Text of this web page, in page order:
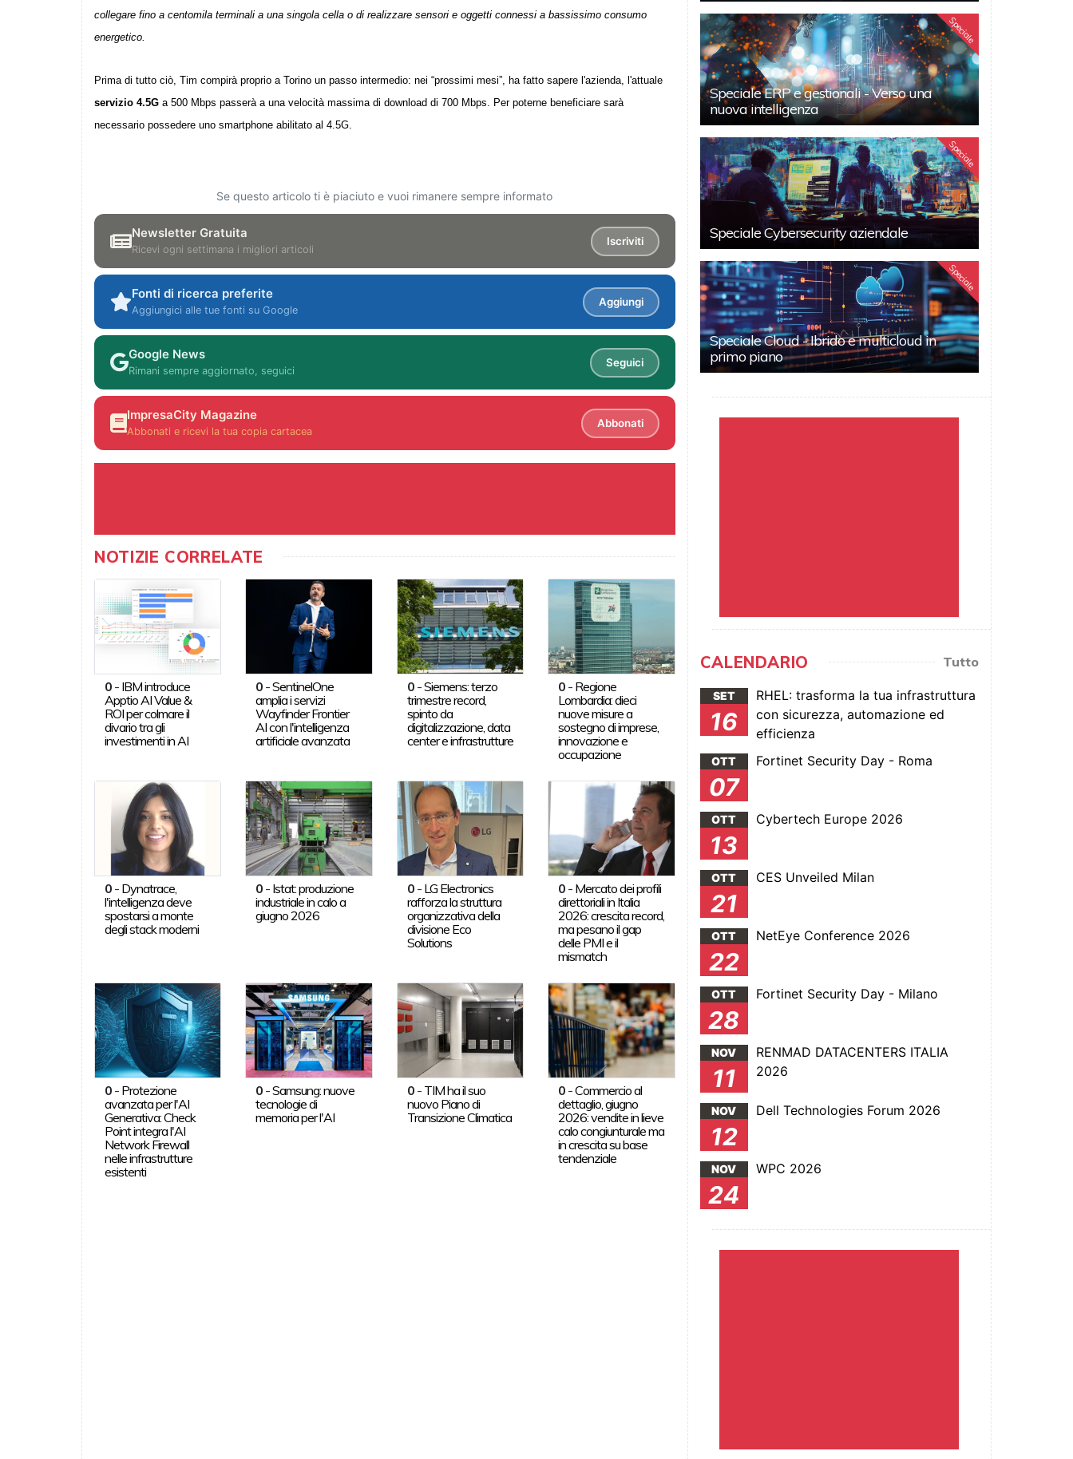
collegare fino a centomila terminali a una singola cella o di realizzare sensori e oggetti connessi a bassissimo consumo
energetico.
Prima di tutto ciò, Tim compirà proprio a Torino un passo intermedio: nei “prossimi mesi”, ha fatto sapere l'azienda, l'attuale
servizio 4.5G a 500 Mbps passerà a una velocità massima di download di 700 Mbps. Per poterne beneficiare sarà
necessario possedere uno smartphone abilitato al 4.5G.
Se questo articolo ti è piaciuto e vuoi rimanere sempre informato
Newsletter Gratuita
Ricevi ogni settimana i migliori articoli
Iscriviti
Fonti di ricerca preferite
Aggiungici alle tue fonti su Google
Aggiungi
Google News
Rimani sempre aggiornato, seguici
Seguici
ImpresaCity Magazine
Abbonati e ricevi la tua copia cartacea
Abbonati
NOTIZIE CORRELATE
0- IBM introduce
Apptio AI Value &
ROI per colmare il
divario tra gli
investimenti in AI
0 -SentinelOne
amplia i servizi
Wayfinder Frontier
AI con l'intelligenza
artificiale avanzata
0-Siemens: terzo
trimestre record,
spinto da
digitalizzazione, data
center e infrastrutture
0 - Regione
Lombardia: dieci
nuove misure a
sostegno di imprese,
innovazione e
occupazione
0- Dynatrace,
l'intelligenza deve
spostarsi a monte
degli stack moderni
0 - Istat: produzione
industriale in calo a
giugno 2026
0- LG Electronics
rafforza la struttura
organizzativa della
divisione Eco
Solutions
0 - Mercato dei profili
direttoriali in Italia
2026: crescita record,
ma pesano il gap
delle PMI e il
mismatch
0- Protezione
avanzata per l'AI
Generativa: Check
Point integra l'AI
Network Firewall
nelle infrastrutture
esistenti
0 -Samsung: nuove
tecnologie di
memoria per l'AI
0- TIM ha il suo
nuovo Piano di
Transizione Climatica
0 -Commercio al
dettaglio, giugno
2026: vendite in lieve
calo congiunturale ma
in crescita su base
tendenziale
Speciale
Speciale ERP e gestionali - Verso una
nuova intelligenza
Speciale
Speciale Cybersecurity aziendale
Speciale
Speciale Cloud - Ibrido e multicloud in
primo piano
CALENDARIO Tutto
SET
16
RHEL: trasforma la tua infrastruttura
con sicurezza, automazione ed
efficienza
OTT
07
Fortinet Security Day - Roma
OTT
13
Cybertech Europe 2026
OTT
21
CES Unveiled Milan
OTT
22
NetEye Conference 2026
OTT
28
Fortinet Security Day - Milano
NOV
11
RENMAD DATACENTERS ITALIA
2026
NOV
12
Dell Technologies Forum 2026
NOV
24
WPC 2026